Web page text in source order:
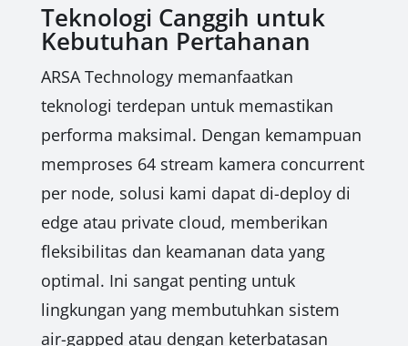
Teknologi Canggih untuk
Kebutuhan Pertahanan
ARSA Technology memanfaatkan
teknologi terdepan untuk memastikan
performa maksimal. Dengan kemampuan
memproses 64 stream kamera concurrent
per node, solusi kami dapat di-deploy di
edge atau private cloud, memberikan
fleksibilitas dan keamanan data yang
optimal. Ini sangat penting untuk
lingkungan yang membutuhkan sistem
air-gapped atau dengan keterbatasan